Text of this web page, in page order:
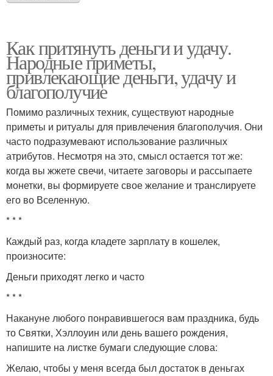
Как притянуть деньги и удачу.
Народные приметы,
привлекающие деньги, удачу и
благополучие
Помимо различных техник, существуют народные
приметы и ритуалы для привлечения благополучия. Они
часто подразумевают использование различных
атрибутов. Несмотря на это, смысл остается тот же:
когда вы жжете свечи, читаете заговоры и рассыпаете
монетки, вы формируете свое желание и транслируете
его во Вселенную.
* * *
Каждый раз, когда кладете зарплату в кошелек,
произносите:
Деньги приходят легко и часто
* * *
Накануне любого понравившегося вам праздника, будь
то Святки, Хэллоуин или день вашего рождения,
напишите на листке бумаги следующие слова:
Желаю, чтобы у меня всегда был достаток в деньгах